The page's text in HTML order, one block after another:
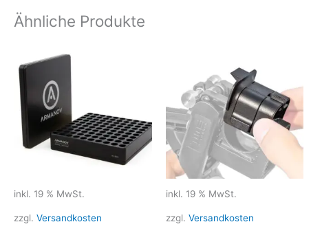
Ähnliche Produkte
inkl. 19 % MwSt.
zzgl. Versandkosten
inkl. 19 % MwSt.
zzgl. Versandkosten